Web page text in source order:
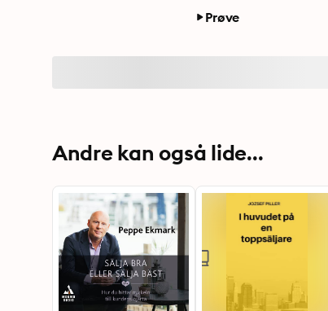
Prøve
Andre kan også lide...